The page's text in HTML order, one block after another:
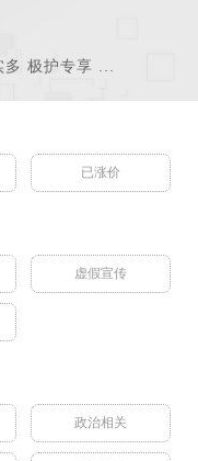
极护专享 ...
已涨价
虚假宣传
政治相关